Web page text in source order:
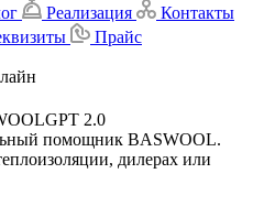
Реализация
Контакты
Прайс
2.0
помощник BASWOOL.
дилерах или